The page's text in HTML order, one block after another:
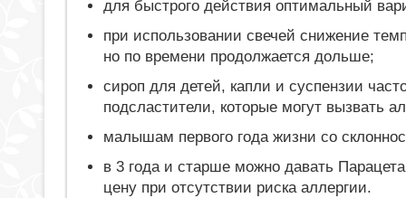
для быстрого действия оптимальный
при использовании свечей снижение
но по времени продолжается дольше;
сироп для детей, капли и суспензии
подсластители, которые могут вызвать
малышам первого года жизни со
в 3 года и старше можно давать
цену при отсутствии риска аллергии.